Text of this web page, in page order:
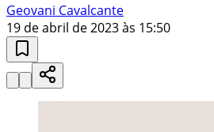
Geovani Cavalcante
19 de abril de 2023 às 15:50